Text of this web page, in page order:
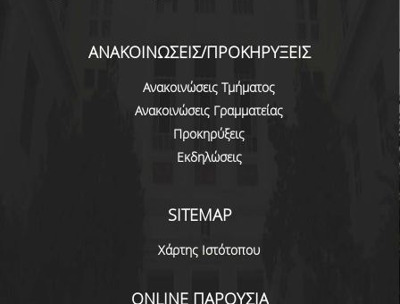
ΑΝΑΚΟΙΝΩΣΕΙΣ/ΠΡΟΚΗΡΥΞΕΙΣ
Ανακοινώσεις Τμήματος
Ανακοινώσεις Γραμματείας
Προκηρύξεις
Εκδηλώσεις
SITEMAP
Χάρτης Ιστότοπου
ONLINE ΠΑΡΟΥΣΙΑ